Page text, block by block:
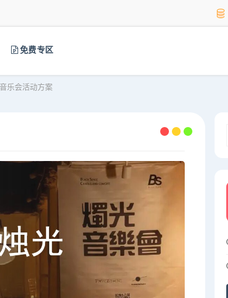
免费专区
乐会活动方案